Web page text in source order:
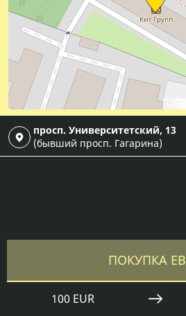
Leaflet
просп. Университетский, 13
(бывший просп. Гагарина)
ПОКУПКА
100 EUR